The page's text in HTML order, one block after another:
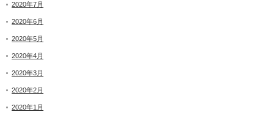
2020年7月
2020年6月
2020年5月
2020年4月
2020年3月
2020年2月
2020年1月